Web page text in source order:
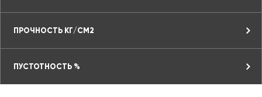
ПРОЧНОСТЬ КГ/СМ2
ПУСТОТНОСТЬ %